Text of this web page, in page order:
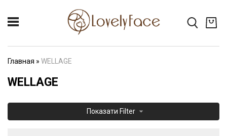
Главная » WELLAGE
WELLAGE
Показати Filter